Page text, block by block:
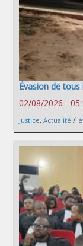
Évasion de
02/08/2026 -
Justice, Actualité /